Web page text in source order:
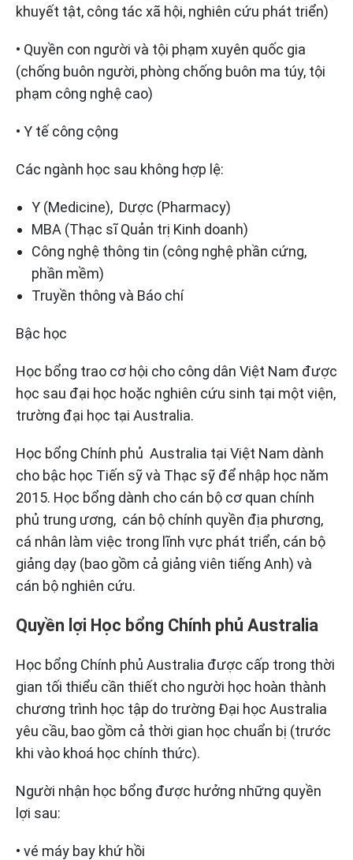
khuyết tật, công tác xã hội, nghiên cứu phát triển)
• Quyền con người và tội phạm xuyên quốc gia
(chống buôn người, phòng chống buôn ma túy, tội
phạm công nghệ cao)
• Y tế công cộng
Các ngành học sau không hợp lệ:
Y (Medicine), Dược (Pharmacy)
MBA (Thạc sĩ Quản trị Kinh doanh)
Công nghệ thông tin (công nghệ phần cứng,
phần mềm)
Truyền thông và Báo chí
Bậc học
Học bổng trao cơ hội cho công dân Việt Nam được
học sau đại học hoặc nghiên cứu sinh tại một viện,
trường đại học tại Australia.
Học bổng Chính phủ Australia tại Việt Nam dành
cho bậc học Tiến sỹ và Thạc sỹ để nhập học năm
2015. Học bổng dành cho cán bộ cơ quan chính
phủ trung ương, cán bộ chính quyền địa phương,
cá nhân làm việc trong lĩnh vực phát triển, cán bộ
giảng dạy (bao gồm cả giảng viên tiếng Anh) và
cán bộ nghiên cứu.
Quyền lợi Học bổng Chính phủ Australia
Học bổng Chính phủ Australia được cấp trong thời
gian tối thiểu cần thiết cho người học hoàn thành
chương trình học tập do trường Đại học Australia
yêu cầu, bao gồm cả thời gian học chuẩn bị (trước
khi vào khoá học chính thức).
Người nhận học bổng được hưởng những quyền
lợi sau:
• vé máy bay khứ hồi